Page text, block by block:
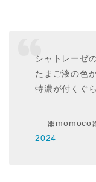
シャトレーゼ
たまご液の色
特濃が付くぐ
—
2024